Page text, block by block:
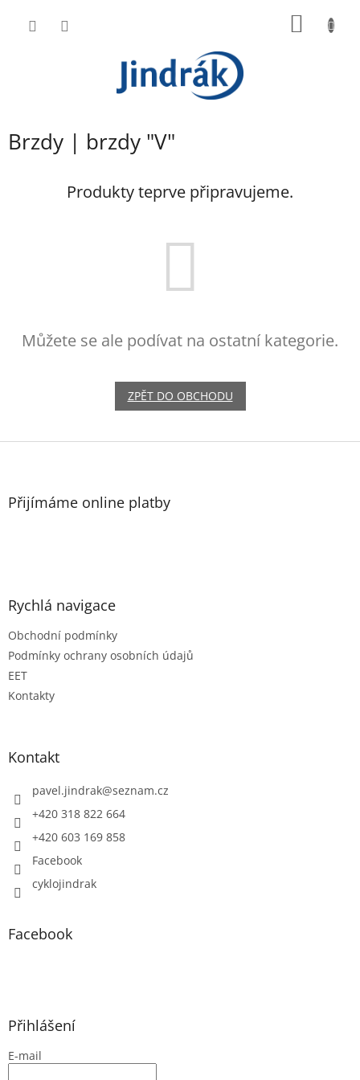
Brzdy | brzdy "V"
Produkty teprve připravujeme.
Můžete se ale podívat na ostatní kategorie.
ZPĚT DO OBCHODU
Z
Přijímáme online platby
Rychlá navigace
Obchodní podmínky
Podmínky ochrany osobních údajů
EET
Kontakty
Kontakt
pavel.jindrak@seznam.cz
+420 318 822 664
+420 603 169 858
Facebook
cyklojindrak
Facebook
Přihlášení
E-mail